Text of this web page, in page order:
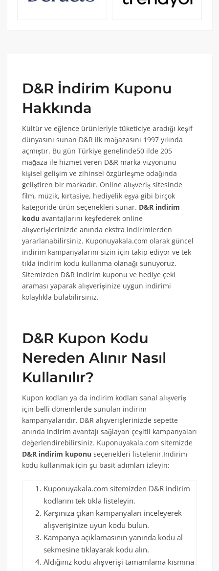
D&R İndirim Kuponu
Hakkında
Kültür ve eğlence ürünleriyle tüketiciye aradığı keşif
dünyasını sunan D&R ilk mağazasını 1997 yılında
açmıştır. Bu gün Türkiye genelinde50 ilde 205
mağaza ile hizmet veren D&R marka vizyonunu
kişisel gelişim ve zihinsel özgürleşme odağında
geliştiren bir markadır. Online alışveriş sitesinde
film, müzik, kırtasiye, hediyelik eşya gibi birçok
kategoride ürün seçenekleri sunar. D&R indirim
kodu avantajlarını keşfederek online
alışverişlerinizde anında ekstra indirimlerden
yararlanabilirsiniz. Kuponuyakala.com olarak güncel
indirim kampanyalarını sizin için takip ediyor ve tek
tıkla indirim kodu kullanma olanağı sunuyoruz.
Sitemizden D&R indirim kuponu ve hediye çeki
araması yaparak alışverişinize uygun indirimi
kolaylıkla bulabilirsiniz.
D&R Kupon Kodu
Nereden Alınır Nasıl
Kullanılır?
Kupon kodları ya da indirim kodları sanal alışveriş
için belli dönemlerde sunulan indirim
kampanyalarıdır. D&R alışverişlerinizde sepette
anında indirim avantajı sağlayan çeşitli kampanyaları
değerlendirebilirsiniz. Kuponuyakala.com sitemizde
D&R indirim kuponu seçenekleri listelenir.İndirim
kodu kullanmak için şu basit adımları izleyin:
Kuponuyakala.com sitemizden D&R indirim
kodlarını tek tıkla listeleyin.
Karşınıza çıkan kampanyaları inceleyerek
alışverişinize uyun kodu bulun.
Kampanya açıklamasının yanında kodu al
sekmesine tıklayarak kodu alın.
Aldığınız kodu alışverişi tamamlama kısmına